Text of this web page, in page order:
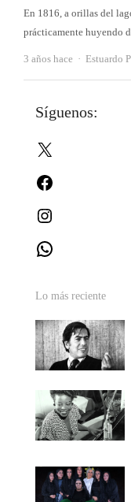
En 1816, a orillas del
prácticamente huyendo
3 años hace Autor
Estuardo
Síguenos:
Lo más reciente